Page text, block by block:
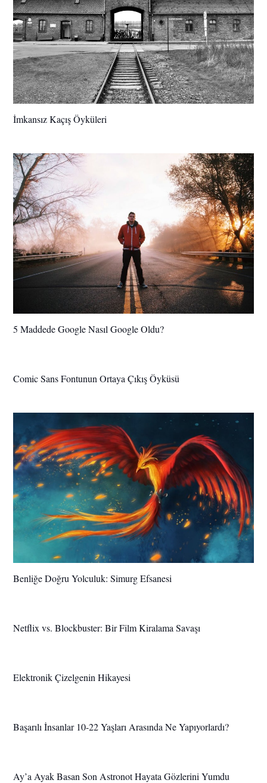
İmkansız Kaçış Öyküleri
5 Maddede Google Nasıl Google Oldu?
Comic Sans Fontunun Ortaya Çıkış Öyküsü
Benliğe Doğru Yolculuk: Simurg Efsanesi
Netflix vs. Blockbuster: Bir Film Kiralama Savaşı
Elektronik Çizelgenin Hikayesi
Başarılı İnsanlar 10-22 Yaşları Arasında Ne Yapıyorlardı?
Ay’a Ayak Basan Son Astronot Hayata Gözlerini Yumdu